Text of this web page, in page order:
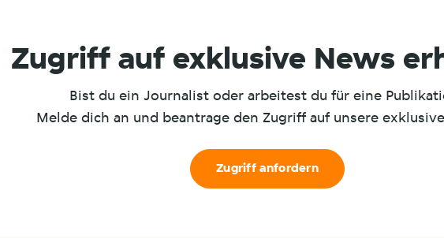
Zugriff auf exklusive News
Bist du ein Journalist oder arbeitest du für eine
Melde dich an und beantrage den Zugriff auf unsere
Zugriff anfordern